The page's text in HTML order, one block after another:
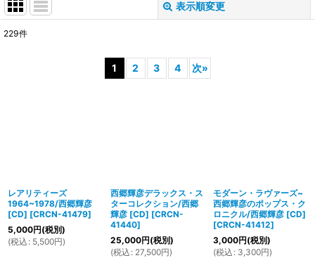
表示順変更
229件
1 2 3 4 次»
レアリティーズ
1964~1978/西郷輝彦
[CD] [CRCN-41479]
5,000円(税別)
(税込 : 5,500円)
西郷輝彦デラックス・ス
ターコレクション/西郷
輝彦 [CD] [CRCN-
41440]
25,000円(税別)
(税込 : 27,500円)
モダーン・ラヴァーズ~
西郷輝彦のポップス・ク
ロニクル/西郷輝彦 [CD]
[CRCN-41412]
3,000円(税別)
(税込 : 3,300円)